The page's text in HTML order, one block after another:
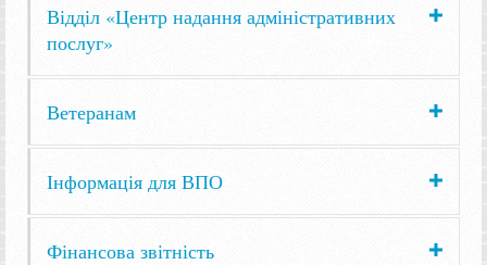
Відділ «Центр надання адміністративних
послуг»
Ветеранам
Інформація для ВПО
Фінансова звітність